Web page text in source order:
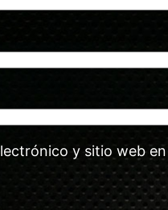
y sitio web